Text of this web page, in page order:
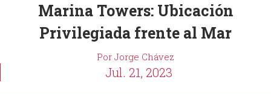
Marina Towers: Ubicación
Privilegiada frente al Mar
Por Jorge Chávez
Jul. 21, 2023